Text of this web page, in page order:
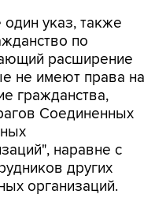
указ, также
по
расширение
не имеют права на
гражданства,
Соединенных
наравне с
других
организаций.